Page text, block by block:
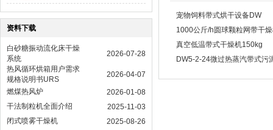
资料下载
白砂糖振动流化床干燥
系统
2026-07-28
热风循环烘箱用户需求
规格说明书URS
2026-04-07
燃煤热风炉
2026-01-08
干法制粒机全面介绍
2025-11-03
闭式喷雾干燥机
2025-08-26
宠物饲料带式烘干设备DW
1000公斤/h圆球颗粒网带干
真空低温带式干燥机150kg
DW5-2-24微过热蒸汽带式污